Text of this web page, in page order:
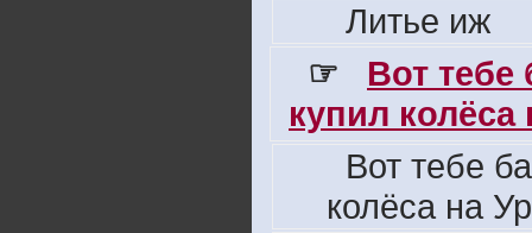
Литье иж
☞
Вот
купил колёса
Вот тебе
колёса на